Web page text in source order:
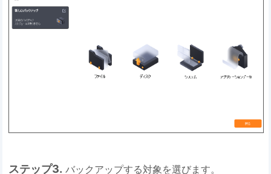
ステップ3. バックアップする対象を選びます。